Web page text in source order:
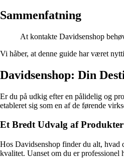
Sammenfatning
At kontakte Davidsenshop
Vi håber, at denne guide har været
Davidsenshop: Din
Er du på udkig efter en pålidelig og
etableret sig som en af de førende
Et Bredt Udvalg af Produkter
Hos Davidsenshop finder du alt, hvad
kvalitet. Uanset om du er professionel